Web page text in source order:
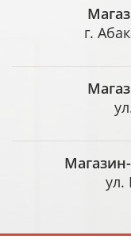
г.
ул.